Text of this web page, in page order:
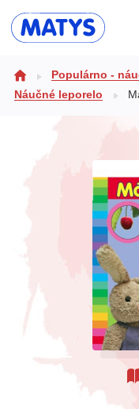
Populárno - náučné
Výchova a
Populárno -
Náučné leporelo